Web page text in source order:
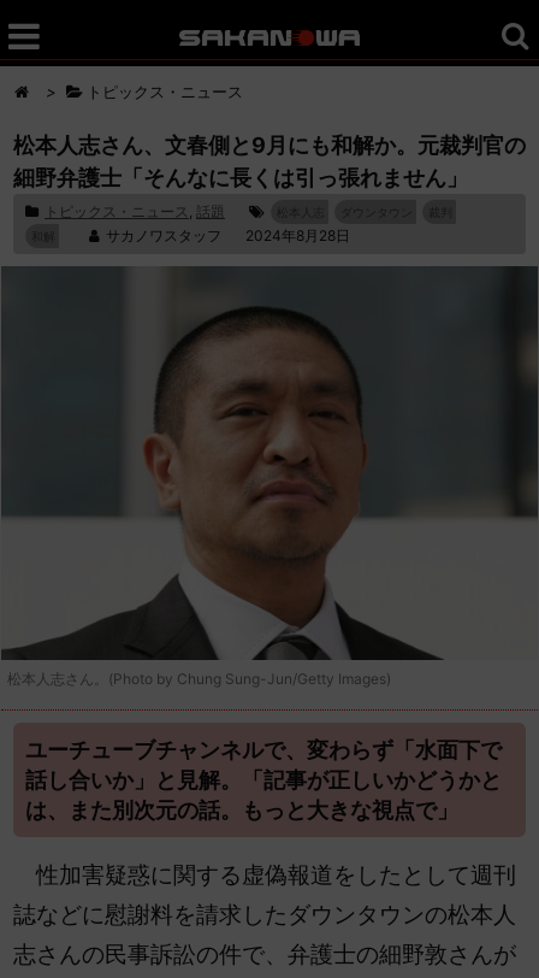
> トピックス・ニュース
松本人志さん、文春側と9月にも和解か。元裁判官の
細野弁護士「そんなに長くは引っ張れません」
トピックス・ニュース , 話題
サカノワスタッフ 2024年8月28日
松本人志さん。(Photo by Chung Sung-Jun/Getty Images)
ユーチューブチャンネルで、変わらず「水面下で
話し合いか」と見解。「記事が正しいかどうかと
は、また別次元の話。もっと大きな視点で」
性加害疑惑に関する虚偽報道をしたとして週刊
誌などに慰謝料を請求したダウンタウンの松本人
志さんの民事訴訟の件で、弁護士の細野敦さんが